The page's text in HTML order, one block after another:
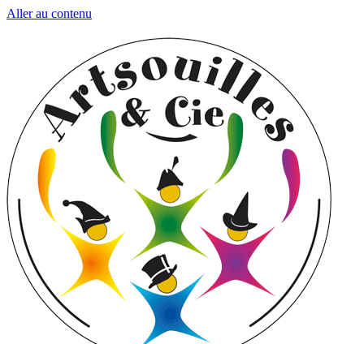
Aller au contenu